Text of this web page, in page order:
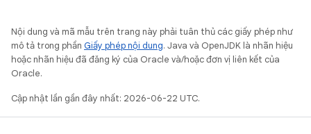
Nội dung và mã mẫu trên trang này phải tuân thủ các giấy phép như
mô tả trong phần Giấy phép nội dung. Java và OpenJDK là nhãn hiệu
hoặc nhãn hiệu đã đăng ký của Oracle và/hoặc đơn vị liên kết của
Oracle.
Cập nhật lần gần đây nhất: 2026-06-22 UTC.